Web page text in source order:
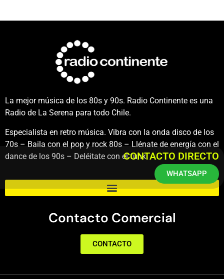
La mejor música de los 80s y 90s. Radio Continente es una
Radio de La Serena para todo Chile.
Especialista en retro música. Vibra con la onda disco de los
70s – Baila con el pop y rock 80s – Llénate de energía con el
dance de los 90s – Deléitate con el funk.
Contacto Comercial
CONTACTO
CONTACTO DIRECTO
WHATSAPP